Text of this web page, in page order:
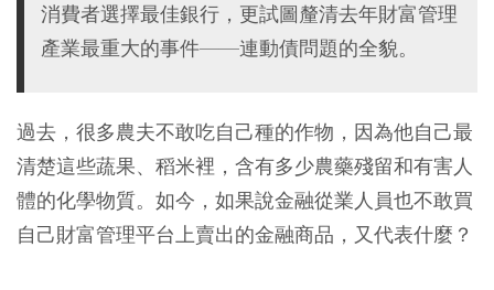
消費者選擇最佳銀行，更試圖釐清去年財富管理
產業最重大的事件——連動債問題的全貌。
過去，很多農夫不敢吃自己種的作物，因為他自己最
清楚這些蔬果、稻米裡，含有多少農藥殘留和有害人
體的化學物質。如今，如果說金融從業人員也不敢買
自己財富管理平台上賣出的金融商品，又代表什麼？